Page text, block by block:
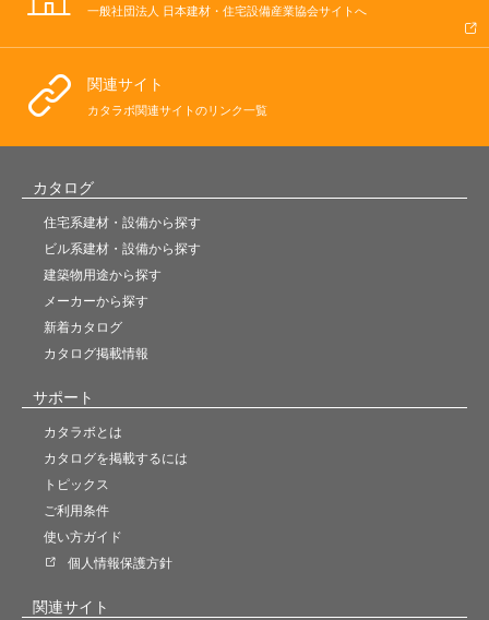
一般社団法人 日本建材・住宅設備産業協会サイトへ
関連サイト
カタラボ関連サイトのリンク一覧
カタログ
住宅系建材・設備から探す
ビル系建材・設備から探す
建築物用途から探す
メーカーから探す
新着カタログ
カタログ掲載情報
サポート
カタラボとは
カタログを掲載するには
トピックス
ご利用条件
使い方ガイド
個人情報保護方針
関連サイト